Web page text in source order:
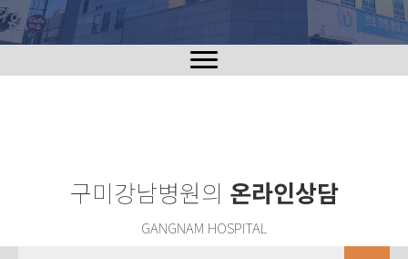
구미강남병원의 온라인상담
GANGNAM HOSPITAL